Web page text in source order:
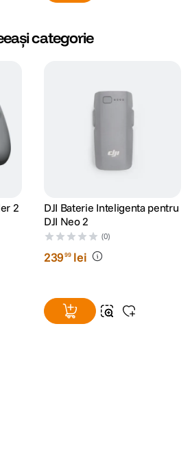
categorie
2
DJI Baterie Inteligenta pentru
DJI Neo 2
(0)
23999 lei